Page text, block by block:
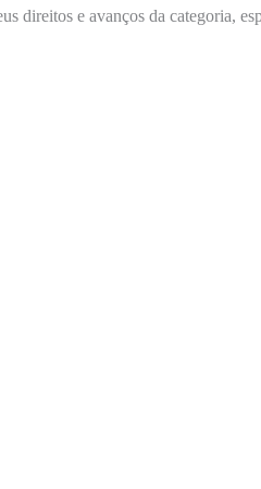
direitos e avanços da categoria,